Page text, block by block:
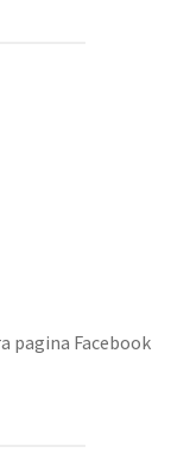
pagina Facebook